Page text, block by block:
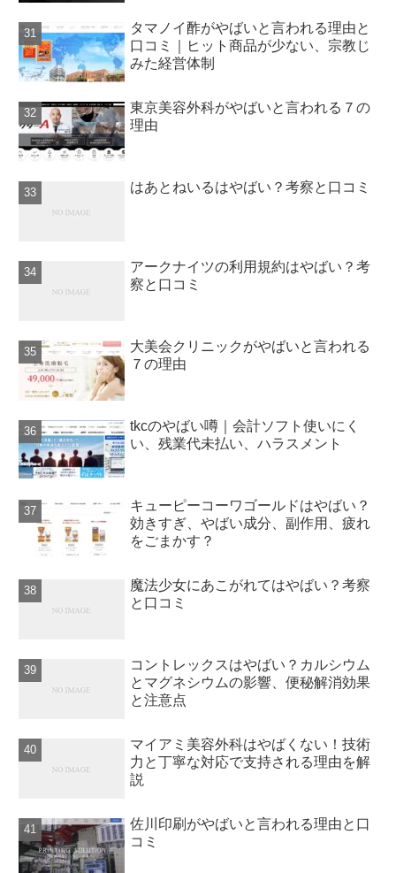
タマノイ酢がやばいと言われる理由と
口コミ｜ヒット商品が少ない、宗教じ
みた経営体制
東京美容外科がやばいと言われる７の
理由
はあとねいるはやばい？考察と口コミ
アークナイツの利用規約はやばい？考
察と口コミ
大美会クリニックがやばいと言われる
７の理由
tkcのやばい噂｜会計ソフト使いにく
い、残業代未払い、ハラスメント
キューピーコーワゴールドはやばい？
効きすぎ、やばい成分、副作用、疲れ
をごまかす？
魔法少女にあこがれてはやばい？考察
と口コミ
コントレックスはやばい？カルシウム
とマグネシウムの影響、便秘解消効果
と注意点
マイアミ美容外科はやばくない！技術
力と丁寧な対応で支持される理由を解
説
佐川印刷がやばいと言われる理由と口
コミ